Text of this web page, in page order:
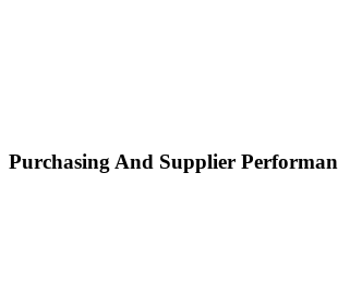
Purchasing And Supplier